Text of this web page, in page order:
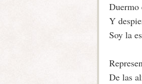
Duermo
Y
Soy la
De las